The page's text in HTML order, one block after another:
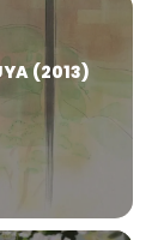
(2013)